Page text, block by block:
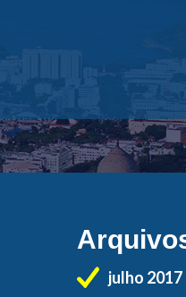
julho 2017